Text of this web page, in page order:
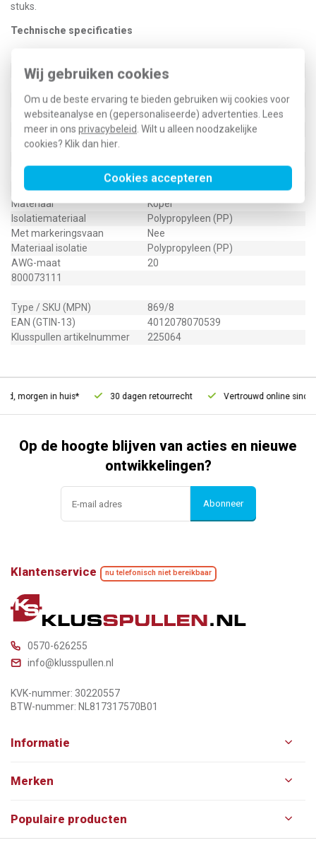
Wij gebruiken cookies
Om u de beste ervaring te bieden gebruiken wij cookies voor
websiteanalyse en (gepersonaliseerde) advertenties. Lees
meer in ons privacybeleid. Wilt u alleen noodzakelijke
cookies? Klik dan hier.
Cookies accepteren
stuks.
Technische specificaties
Kleur
Wit
Hulslengte
Geïsoleerd
Ja
Halogeenvrij
Ja
Oppervlaktebescherming
Vertind
Bouwvorm
Voor kortsluitvaste lijnen
Nee
Levering op band
Nee
Materiaal
Koper
Isolatiemateriaal
Polypropyleen (PP)
Met markeringsvaan
Nee
Materiaal isolatie
Polypropyleen (PP)
AWG-maat
20
800073111
Type / SKU (MPN)
869/8
EAN (GTIN-13)
4012078070539
Klusspullen artikelnummer
225064
morgen in huis* 30 dagen retourrecht Vertrouwd online sinds
Op de hoogte blijven van acties en nieuwe
ontwikkelingen?
Abonneer
Klantenservice nu telefonisch niet bereikbaar
0570-626255
info@klusspullen.nl
KVK-nummer: 30220557
BTW-nummer: NL817317570B01
Informatie
Merken
Populaire producten